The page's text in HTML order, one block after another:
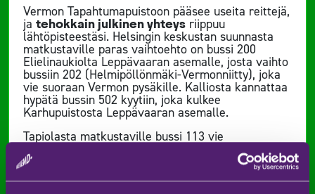
Vermon Tapahtumapuistoon pääsee useita reittejä,
ja tehokkain julkinen yhteys riippuu
lähtöpisteestäsi. Helsingin keskustan suunnasta
matkustaville paras vaihtoehto on bussi 200
Elielinaukiolta Leppävaaran asemalle, josta vaihto
bussiin 202 (Helmipöllönmäki-Vermonniitty), joka
vie suoraan Vermon pysäkille. Kalliosta kannattaa
hypätä bussin 502 kyytiin, joka kulkee
Karhupuistosta Leppävaaran asemalle.
Tapiolasta matkustaville bussi 113 vie
202 festivaalialueelle. Kauempaa saapuville
muistutamme, että esimerkiksi Tampereelta
pääsee kätevästi OnniBussilla kävelymatkan